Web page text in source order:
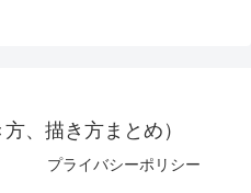
、描き方まとめ）
プライバシーポリシー